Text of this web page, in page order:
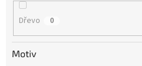
Dřevo 0
Motiv